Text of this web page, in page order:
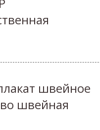
швейное
швейная